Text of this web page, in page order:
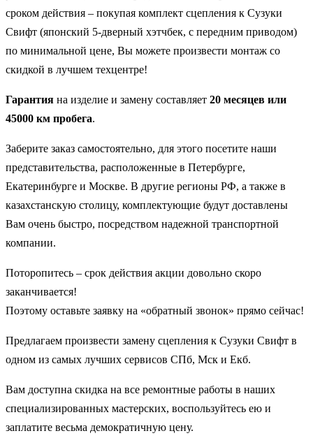
сроком действия – покупая комплект сцепления к Сузуки
Свифт (японский 5-дверный хэтчбек, с передним приводом)
по минимальной цене, Вы можете произвести монтаж со
скидкой в лучшем техцентре!
Гарантия на изделие и замену составляет 20 месяцев или
45000 км пробега.
Заберите заказ самостоятельно, для этого посетите наши
представительства, расположенные в Петербурге,
Екатеринбурге и Москве. В другие регионы РФ, а также в
казахстанскую столицу, комплектующие будут доставлены
Вам очень быстро, посредством надежной транспортной
компании.
Поторопитесь – срок действия акции довольно скоро
заканчивается!
Поэтому оставьте заявку на «обратный звонок» прямо сейчас!
Предлагаем произвести замену сцепления к Сузуки Свифт в
одном из самых лучших сервисов СПб, Мск и Екб.
Вам доступна скидка на все ремонтные работы в наших
специализированных мастерских, воспользуйтесь ею и
заплатите весьма демократичную цену.